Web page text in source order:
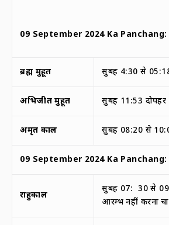
09 September 2024 Ka Panchang:
ब्रह्म मुहूर्त सुबह 4:30 से
अभिजीत मुहूर्त सुबह 11:53
अमृत काल सुबह 08:20 से
09 September 2024 Ka Panchang:
राहुकाल
सुबह 07: 30 से 09
आरम्भ नहीं करना